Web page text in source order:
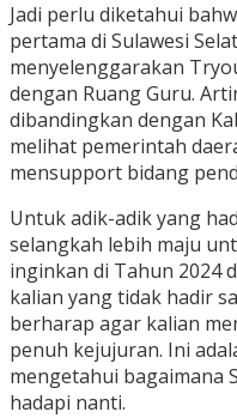
Jadi perlu diketahui
pertama di Sulawesi
menyelenggarakan
dengan Ruang Guru.
dibandingkan dengan
melihat pemerintah
mensupport bidang
Untuk adik-adik yang
selangkah lebih maju
inginkan di Tahun 2024
kalian yang tidak hadir
berharap agar kalian
penuh kejujuran. Ini
mengetahui bagaimana
hadapi nanti.